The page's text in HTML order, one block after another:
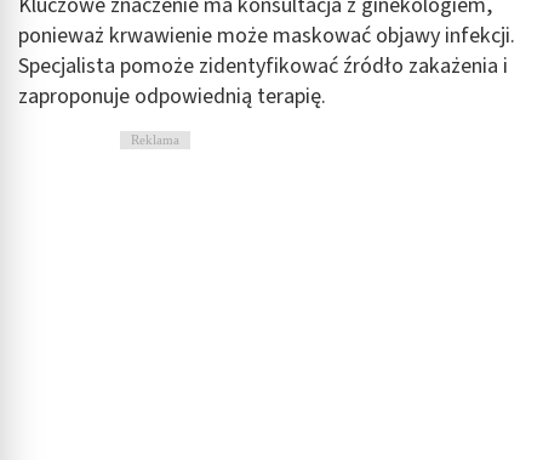
ponieważ krwawienie może maskować objawy infekcji.
Specjalista pomoże zidentyfikować źródło zakażenia i
zaproponuje odpowiednią terapię.
Reklama